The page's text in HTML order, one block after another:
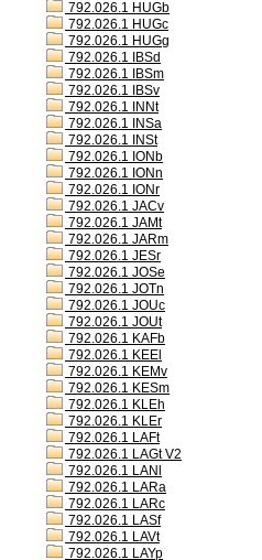
792.026.1 HUGb
792.026.1 HUGc
792.026.1 HUGg
792.026.1 IBSd
792.026.1 IBSm
792.026.1 IBSv
792.026.1 INNt
792.026.1 INSa
792.026.1 INSt
792.026.1 IONb
792.026.1 IONn
792.026.1 IONr
792.026.1 JACv
792.026.1 JAMt
792.026.1 JARm
792.026.1 JESr
792.026.1 JOSe
792.026.1 JOTn
792.026.1 JOUc
792.026.1 JOUt
792.026.1 KAFb
792.026.1 KEEl
792.026.1 KEMv
792.026.1 KESm
792.026.1 KLEh
792.026.1 KLEr
792.026.1 LAFt
792.026.1 LAGt V2
792.026.1 LANl
792.026.1 LARa
792.026.1 LARc
792.026.1 LASf
792.026.1 LAVt
792.026.1 LAYp